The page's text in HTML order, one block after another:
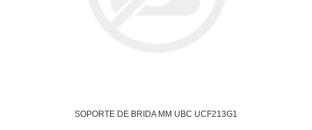
SOPORTE DE BRIDA MM UBC UCF213G1